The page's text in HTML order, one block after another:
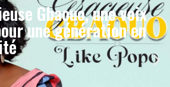
Gbaouo, une voix
une génération en